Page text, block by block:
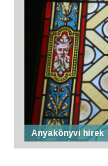
Anyakönyvi hírek